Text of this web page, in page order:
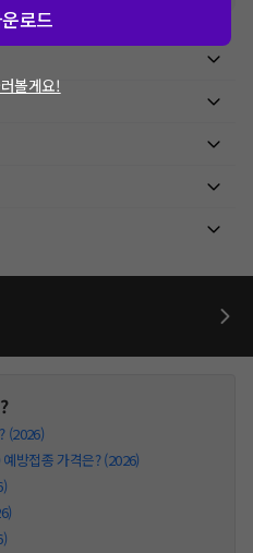
(2026)
방접종 가격은? (2026)
로드
볼게요!